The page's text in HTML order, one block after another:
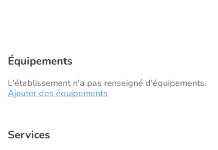
Équipements
L'établissement n'a pas renseigné d'équipements.
Ajouter des équipements
Services